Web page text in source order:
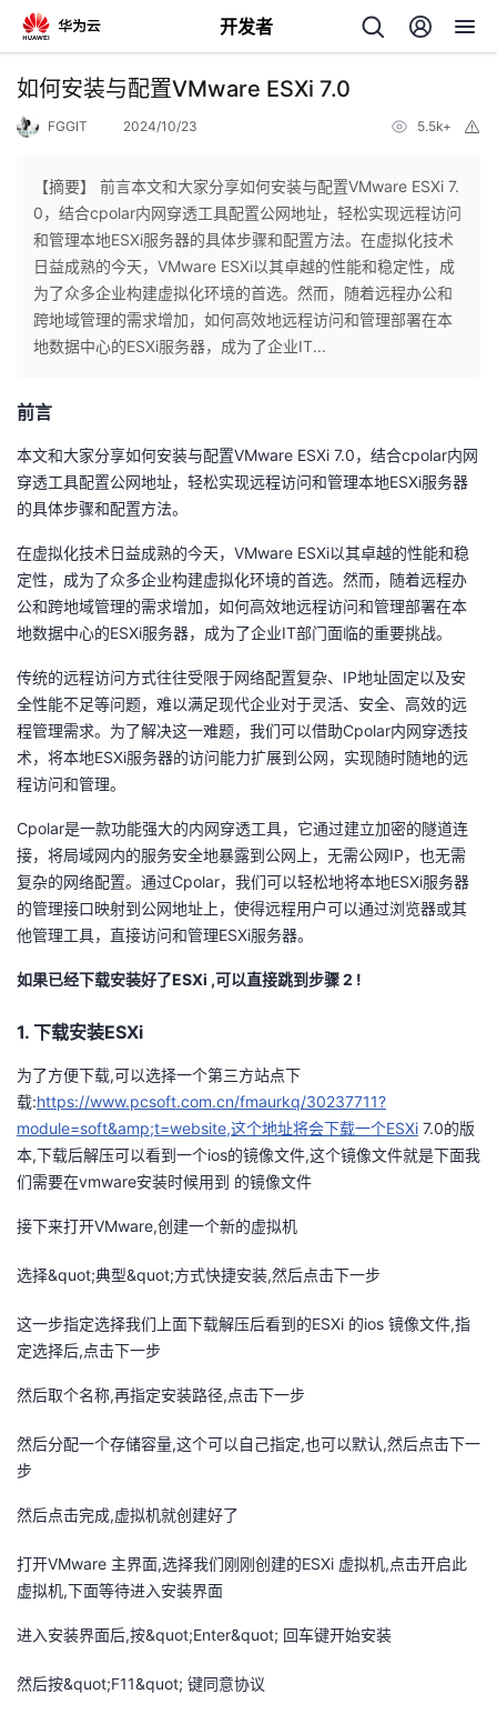
开发者
返
个
人
我
开
发
我
的
博
客
我
的
论
我
的
子
我
直
播
的
活
我
的
的
开
者
学
堂
我
课
程
的
认
我
的
验
我
收
藏
我
的
我
支
持
我
的
术
支
我
云
声
如何安装与配置VMware ESXi 7.0
FGGIT 2024/10/23 5.5k+
【摘要】 前言本文和大家分享如何安装与配置VMware ESXi 7.
0，结合cpolar内网穿透工具配置公网地址，轻松实现远程访问
和管理本地ESXi服务器的具体步骤和配置方法。在虚拟化技术
日益成熟的今天，VMware ESXi以其卓越的性能和稳定性，成
为了众多企业构建虚拟化环境的首选。然而，随着远程办公和
跨地域管理的需求增加，如何高效地远程访问和管理部署在本
地数据中心的ESXi服务器，成为了企业IT...
前言
本文和大家分享如何安装与配置VMware ESXi 7.0，结合cpolar内网
穿透工具配置公网地址，轻松实现远程访问和管理本地ESXi服务器
的具体步骤和配置方法。
在虚拟化技术日益成熟的今天，VMware ESXi以其卓越的性能和稳
定性，成为了众多企业构建虚拟化环境的首选。然而，随着远程办
公和跨地域管理的需求增加，如何高效地远程访问和管理部署在本
地数据中心的ESXi服务器，成为了企业IT部门面临的重要挑战。
传统的远程访问方式往往受限于网络配置复杂、IP地址固定以及安
全性能不足等问题，难以满足现代企业对于灵活、安全、高效的远
程管理需求。为了解决这一难题，我们可以借助Cpolar内网穿透技
术，将本地ESXi服务器的访问能力扩展到公网，实现随时随地的远
程访问和管理。
Cpolar是一款功能强大的内网穿透工具，它通过建立加密的隧道连
接，将局域网内的服务安全地暴露到公网上，无需公网IP，也无需
复杂的网络配置。通过Cpolar，我们可以轻松地将本地ESXi服务器
的管理接口映射到公网地址上，使得远程用户可以通过浏览器或其
他管理工具，直接访问和管理ESXi服务器。
如果已经下载安装好了ESXi ,可以直接跳到步骤 2 !
1. 下载安装ESXi
为了方便下载,可以选择一个第三方站点下
载:https://www.pcsoft.com.cn/fmaurkq/30237711?
module=soft&amp;t=website,这个地址将会下载一个ESXi 7.0的版
本,下载后解压可以看到一个ios的镜像文件,这个镜像文件就是下面我
们需要在vmware安装时候用到 的镜像文件
接下来打开VMware,创建一个新的虚拟机
选择&quot;典型&quot;方式快捷安装,然后点击下一步
这一步指定选择我们上面下载解压后看到的ESXi 的ios 镜像文件,指
定选择后,点击下一步
然后取个名称,再指定安装路径,点击下一步
然后分配一个存储容量,这个可以自己指定,也可以默认,然后点击下一
步
然后点击完成,虚拟机就创建好了
打开VMware 主界面,选择我们刚刚创建的ESXi 虚拟机,点击开启此
虚拟机,下面等待进入安装界面
进入安装界面后,按&quot;Enter&quot; 回车键开始安装
然后按&quot;F11&quot; 键同意协议